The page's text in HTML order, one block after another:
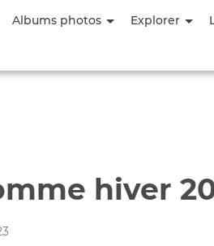
Albums photos Explorer
hiver